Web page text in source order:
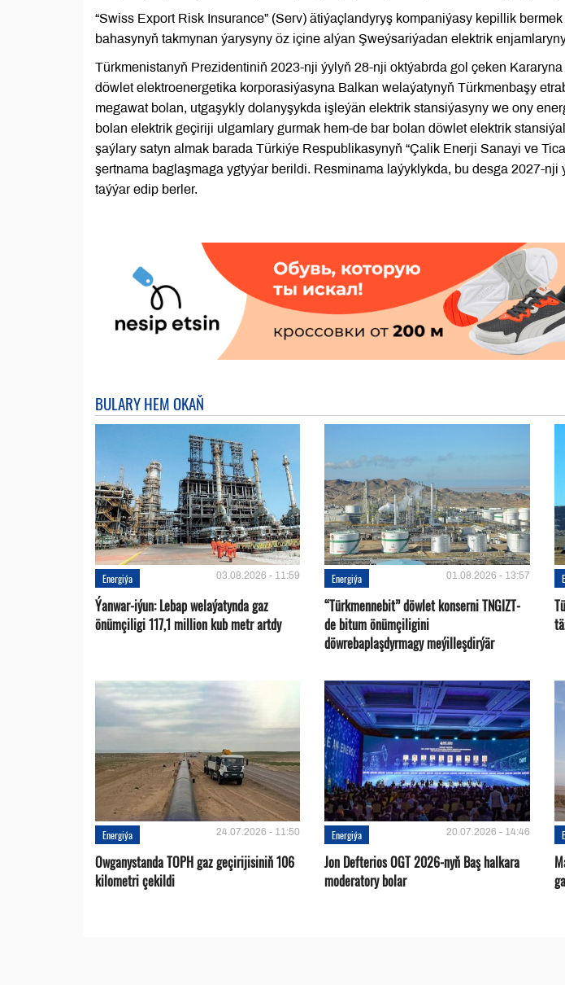
“Swiss Export Risk Insurance” (Serv) ätiýaçlandyryş kompaniýasy kepillik
bahasynyň takmynan ýarysyny öz içine alýan Şweýsariýadan elektrik
Türkmenistanyň Prezidentiniň 2023-nji ýylyň 28-nji oktýabrda gol çeken Kararyna
döwlet elektroenergetika korporasiýasyna Balkan welaýatynyň Türkmenbaşy
megawat bolan, utgaşykly dolanyşykda işleýän elektrik stansiýasyny we ony
bolan elektrik geçiriji ulgamlary gurmak hem-de bar bolan döwlet elektrik
şaýlary satyn almak barada Türkiýe Respublikasynyň “Çalik Enerji Sanayi ve
şertnama baglaşmaga ygtyýar berildi. Resminama laýyklykda, bu desga 2027-
taýýar edip berler.
BULARY HEM OKAŇ
Energiýa 03.08.2026 - 11:59
Ýanwar-iýun: Lebap welaýatynda gaz
önümçiligi 117,1 million kub metr artdy
Energiýa 01.08.2026 - 13:57
“Türkmennebit” döwlet konserni TNGIZT-
de bitum önümçiligini
döwrebaplaşdyrmagy meýilleşdirýär
Energiýa 24.07.2026 - 11:50
Owganystanda TOPH gaz geçirijisiniň 106
kilometri çekildi
Energiýa 20.07.2026 - 14:46
Jon Defterios OGT 2026-nyň Baş halkara
moderatory bolar